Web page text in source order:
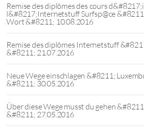
Remise des diplômes des cours
l&#8217;Internetstuff Surfsp@ce
Wort &#8211; 10.08.2016
Remise des diplômes Internetstuff
&#8211; 21.07.2016
Neue Wege einschlagen &#8211;
&#8211; 30.05.2016
Über diese Wege musst du gehen
&#8211; 27.05.2016